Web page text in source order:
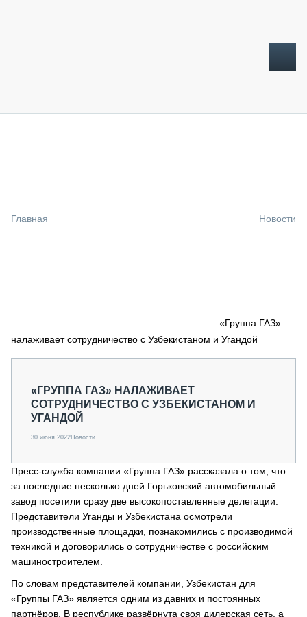
СПЕЦПРОЕКТЫ
О ПРОЕКТЕ
Главная Новости
«Группа ГАЗ»
налаживает сотрудничество с Узбекистаном и Угандой
«ГРУППА ГАЗ» НАЛАЖИВАЕТ
СОТРУДНИЧЕСТВО С УЗБЕКИСТАНОМ И
УГАНДОЙ
30 июня 2022Новости
Пресс-служба компании «Группа ГАЗ» рассказала о том, что
за последние несколько дней Горьковский автомобильный
завод посетили сразу две высокопоставленные делегации.
Представители Уганды и Узбекистана осмотрели
производственные площадки, познакомились с производимой
техникой и договорились о сотрудничестве с российским
машиностроителем.
По словам представителей компании, Узбекистан для
«Группы ГАЗ» является одним из давних и постоянных
партнёров. В республике развёрнута своя дилерская сеть, а